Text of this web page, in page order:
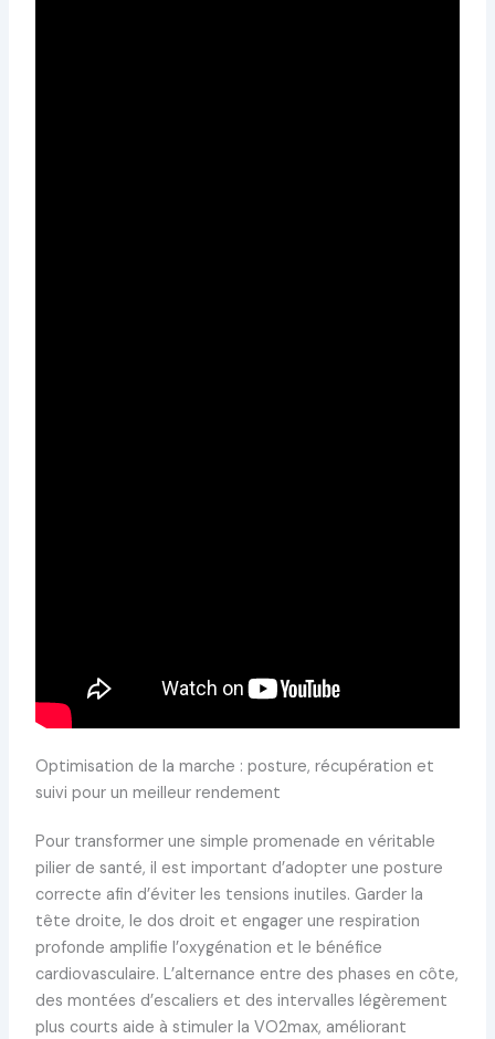
Optimisation de la marche : posture, récupération et
suivi pour un meilleur rendement
Pour transformer une simple promenade en véritable
pilier de santé, il est important d’adopter une posture
correcte afin d’éviter les tensions inutiles. Garder la
tête droite, le dos droit et engager une respiration
profonde amplifie l’oxygénation et le bénéfice
cardiovasculaire. L’alternance entre des phases en côte,
des montées d’escaliers et des intervalles légèrement
plus courts aide à stimuler la VO2max, améliorant